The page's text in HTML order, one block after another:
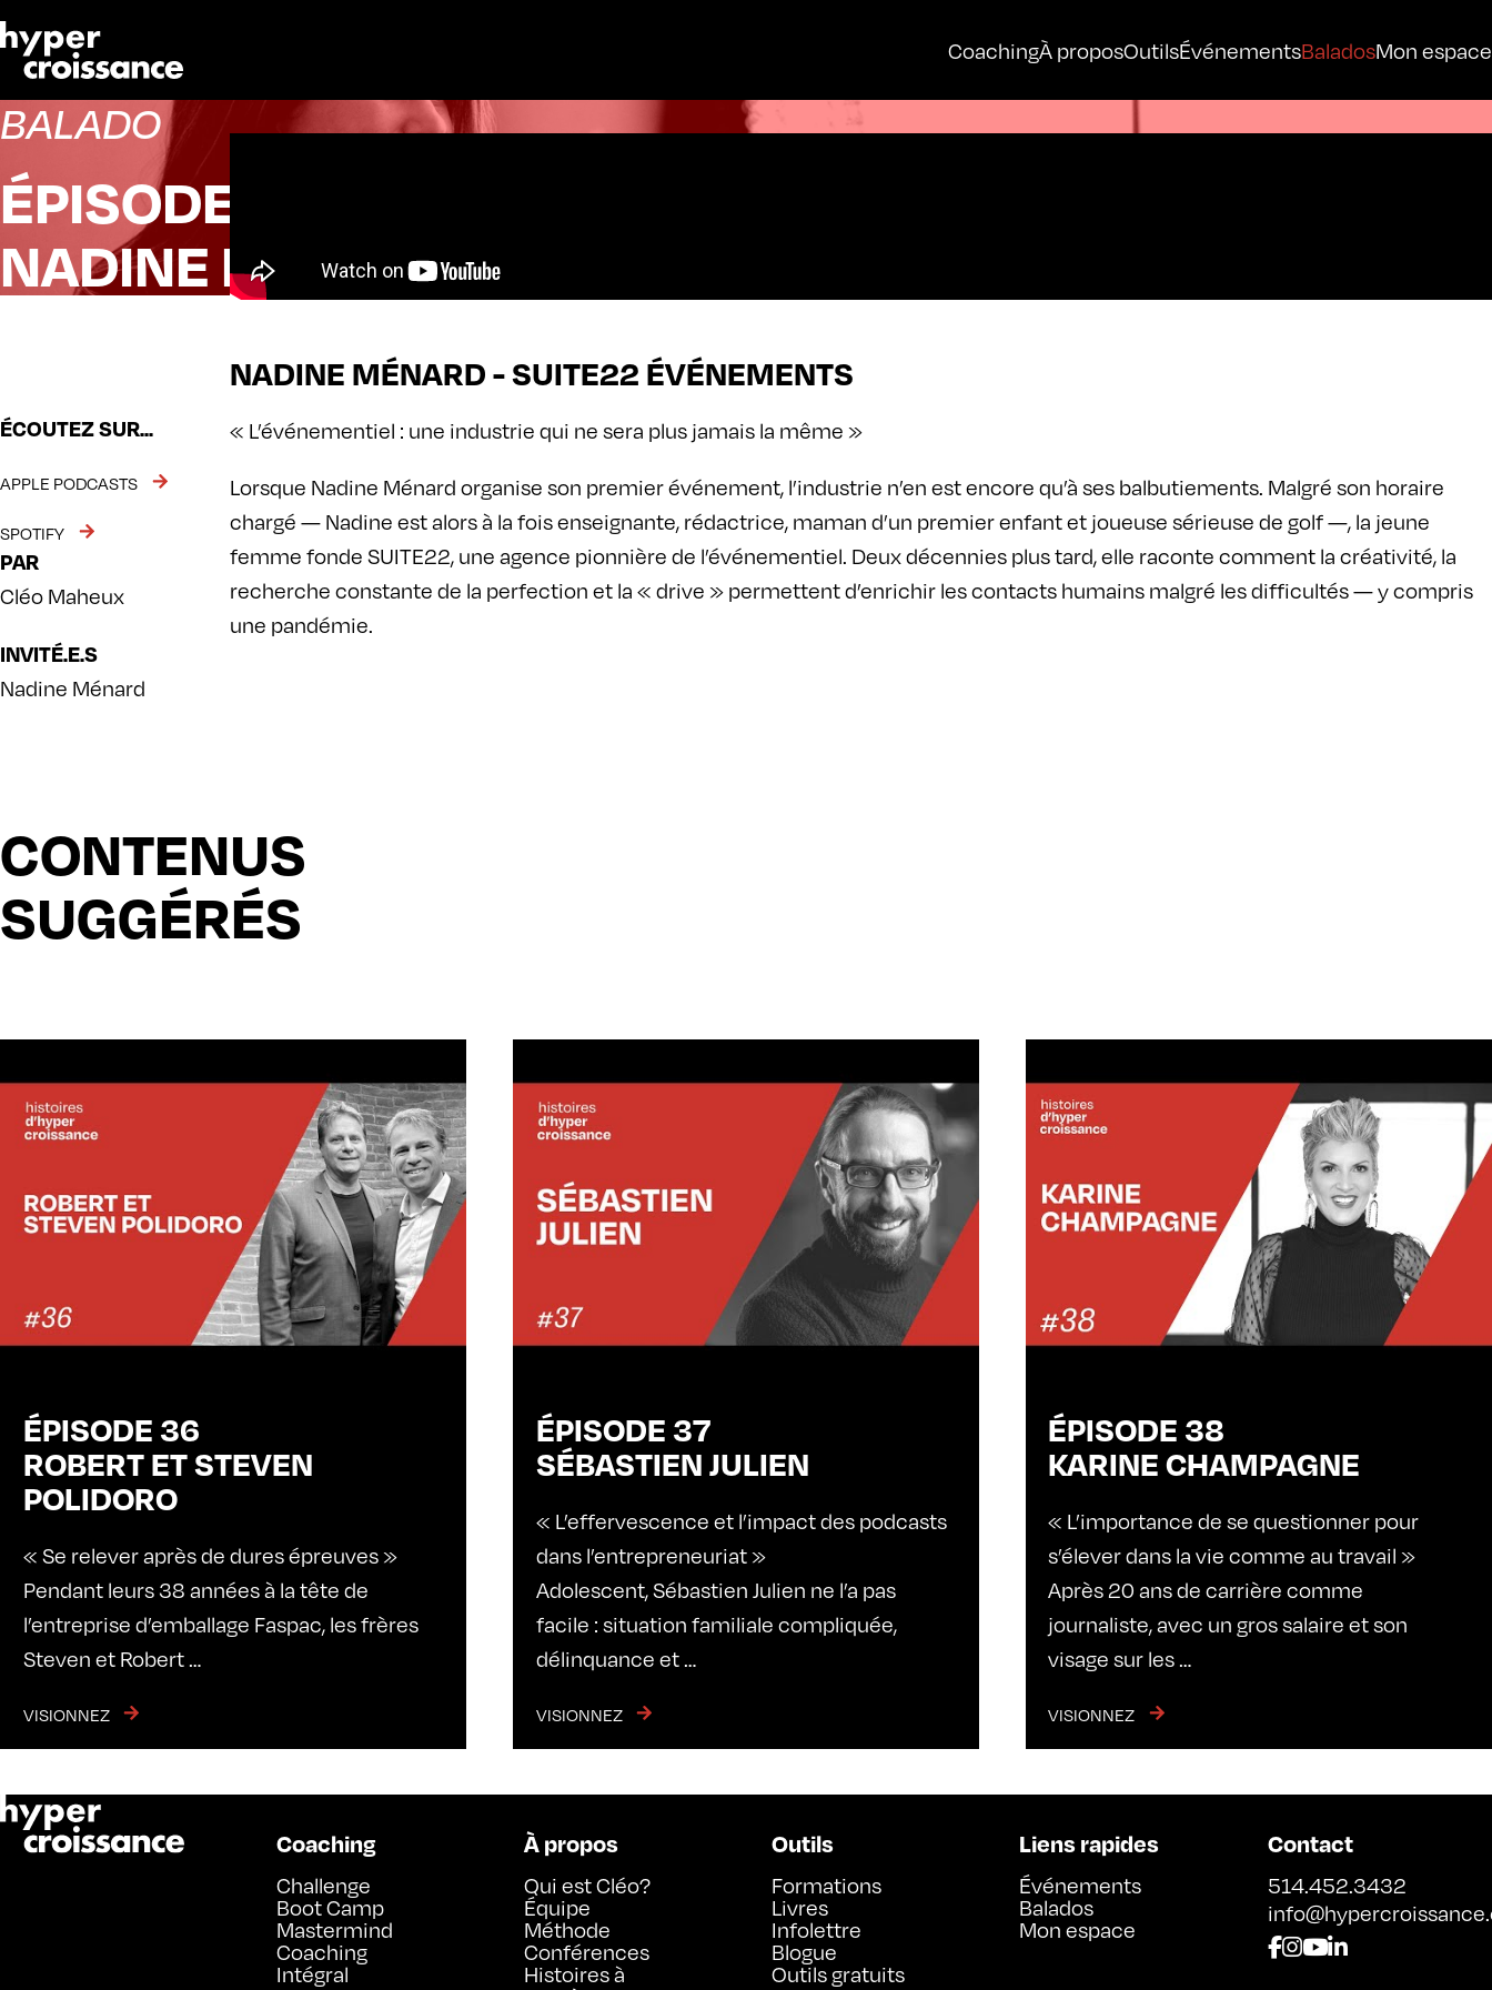
CoachingÀ proposOutilsÉvénementsBaladosMon espace
BALADO
ÉPISODE 35
NADINE MÉNARD
ÉCOUTEZ SUR...
APPLE PODCASTS
SPOTIFY
PAR
Cléo Maheux
INVITÉ.E.S
Nadine Ménard
NADINE MÉNARD - SUITE22 ÉVÉNEMENTS
« L’événementiel : une industrie qui ne sera plus jamais la même »
Lorsque Nadine Ménard organise son premier événement, l’industrie n’en est encore qu’à ses balbutiements. Malgré son horaire
chargé — Nadine est alors à la fois enseignante, rédactrice, maman d’un premier enfant et joueuse sérieuse de golf —, la jeune
femme fonde SUITE22, une agence pionnière de l’événementiel. Deux décennies plus tard, elle raconte comment la créativité, la
recherche constante de la perfection et la « drive » permettent d’enrichir les contacts humains malgré les difficultés — y compris
une pandémie.
CONTENUS
SUGGÉRÉS
ÉPISODE 36
ROBERT ET STEVEN
POLIDORO
« Se relever après de dures épreuves »
Pendant leurs 38 années à la tête de
l’entreprise d’emballage Faspac, les frères
Steven et Robert …
VISIONNEZ
ÉPISODE 37
SÉBASTIEN JULIEN
« L’effervescence et l’impact des podcasts
dans l’entrepreneuriat »
Adolescent, Sébastien Julien ne l’a pas
facile : situation familiale compliquée,
délinquance et …
VISIONNEZ
ÉPISODE 38
KARINE CHAMPAGNE
« L’importance de se questionner pour
s’élever dans la vie comme au travail »
Après 20 ans de carrière comme
journaliste, avec un gros salaire et son
visage sur les …
VISIONNEZ
Coaching
Challenge
Boot Camp
Mastermind
Coaching
Intégral
À propos
Qui est Cléo?
Équipe
Méthode
Conférences
Histoires à
Outils
Formations
Livres
Infolettre
Blogue
Outils gratuits
Liens rapides
Événements
Balados
Mon espace
Contact
514.452.3432